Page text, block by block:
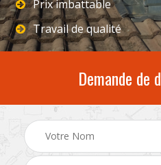
Prix imbattable
Travail de qualité
Demande de